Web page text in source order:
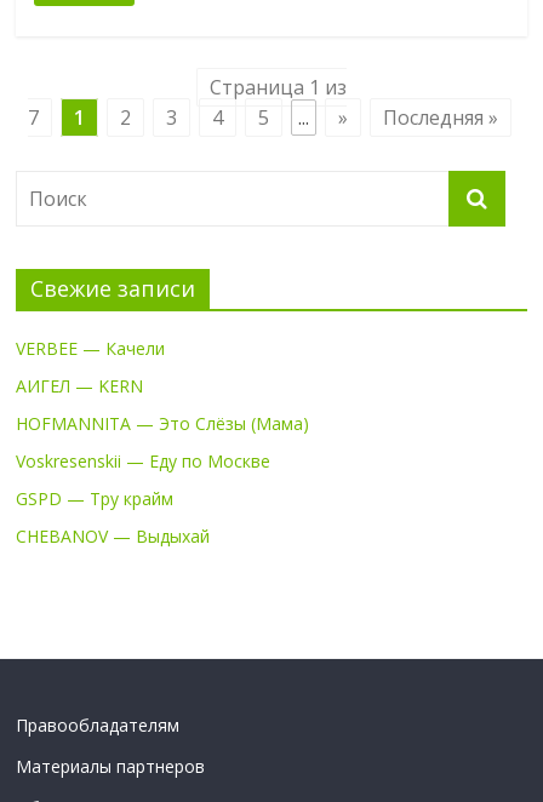
Страница 1 из
7
1 2 3 4 5 ... » Последняя »
Свежие записи
VERBEE — Качели
АИГЕЛ — KERN
HOFMANNITA — Это Слёзы (Мама)
Voskresenskii — Еду по Москве
GSPD — Тру крайм
CHEBANOV — Выдыхай
Правообладателям
Материалы партнеров